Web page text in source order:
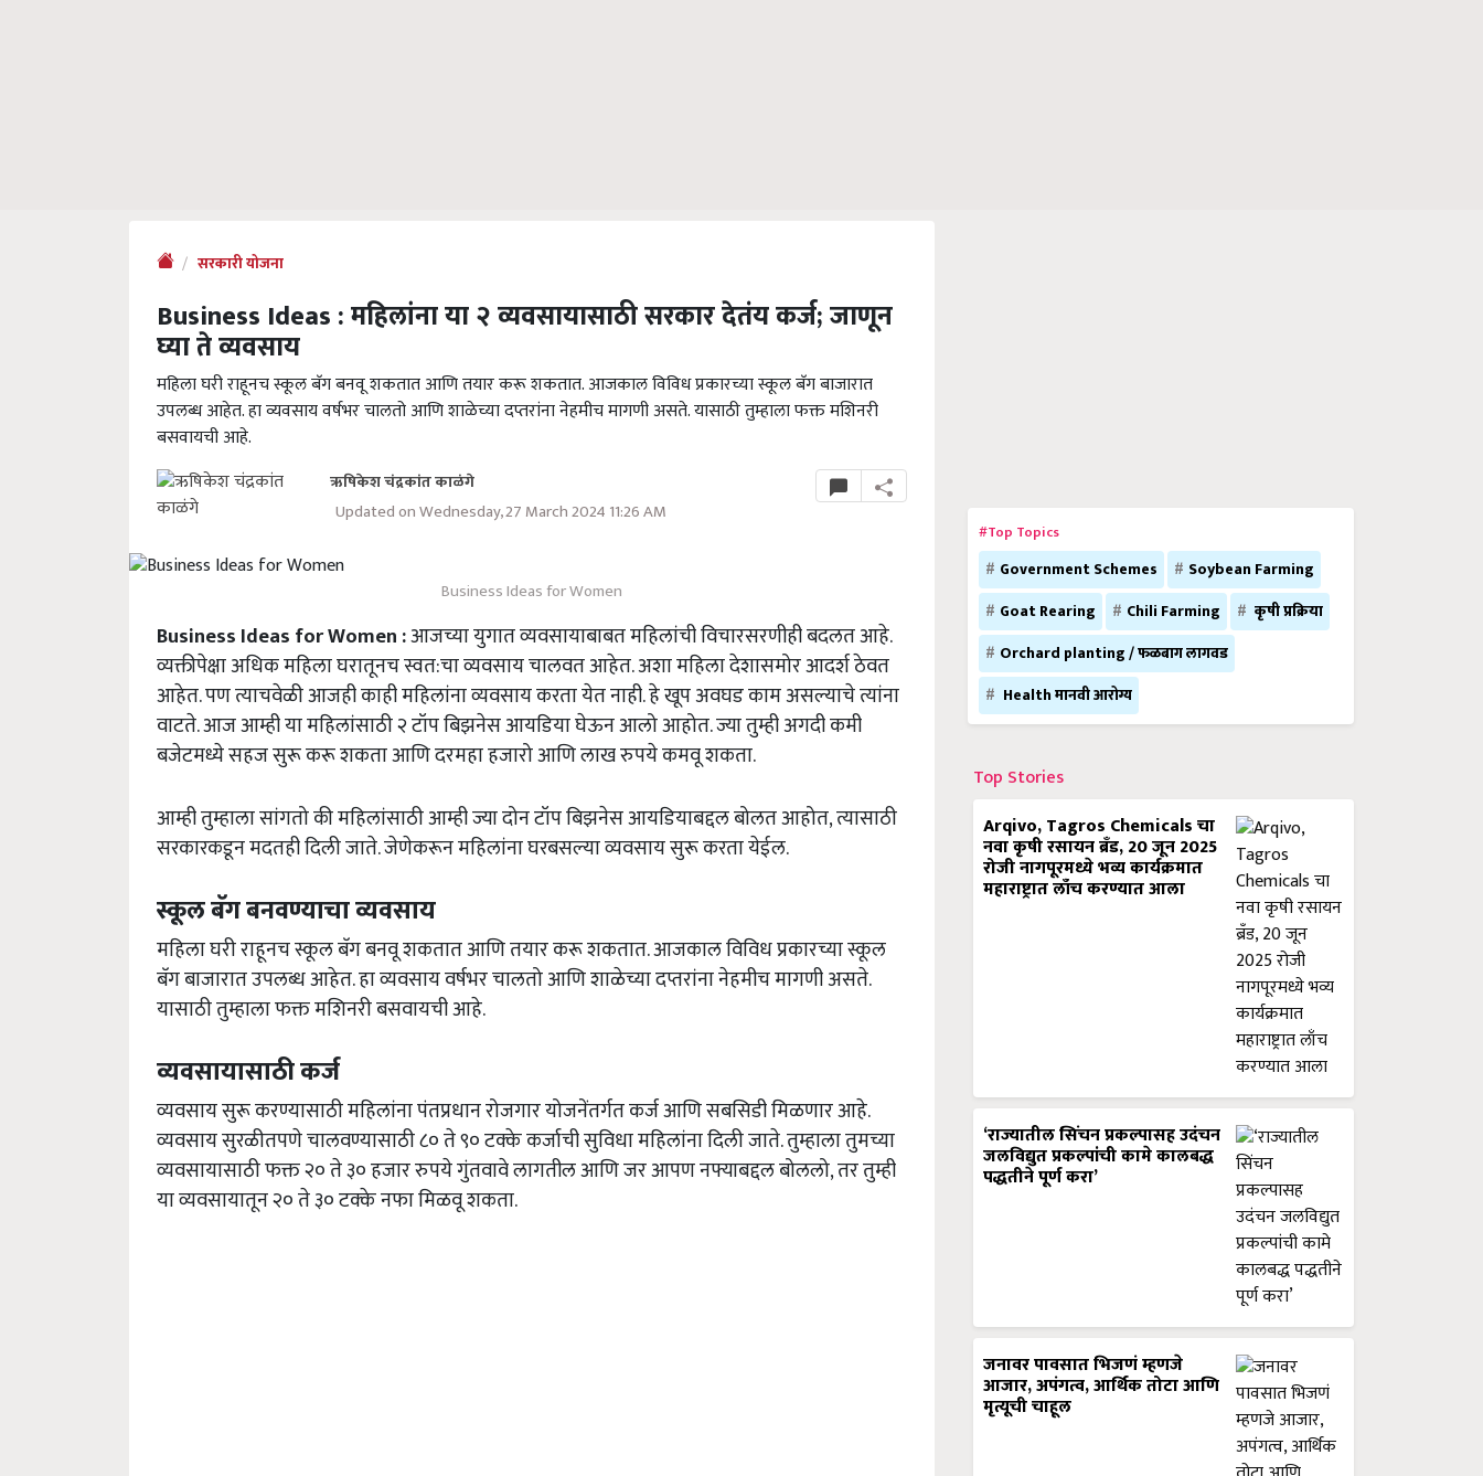
सरकारी योजना
Business Ideas : महिलांना या २ व्यवसायासाठी सरकार देतंय कर्ज; जाणून
घ्या ते व्यवसाय
महिला घरी राहूनच स्कूल बॅग बनवू शकतात आणि तयार करू शकतात. आजकाल विविध प्रकारच्या स्कूल बॅग बाजारात
उपलब्ध आहेत. हा व्यवसाय वर्षभर चालतो आणि शाळेच्या दप्तरांना नेहमीच मागणी असते. यासाठी तुम्हाला फक्त मशिनरी
बसवायची आहे.
ऋषिकेश चंद्रकांत काळंगे
Updated on Wednesday, 27 March 2024 11:26 AM
Business Ideas for Women
Business Ideas for Women :आजच्या युगात व्यवसायाबाबत महिलांची विचारसरणीही बदलत आहे.
व्यक्तीपेक्षा अधिक महिला घरातूनच स्वत:चा व्यवसाय चालवत आहेत. अशा महिला देशासमोर आदर्श ठेवत
आहेत. पण त्याचवेळी आजही काही महिलांना व्यवसाय करता येत नाही. हे खूप अवघड काम असल्याचे त्यांना
वाटते. आज आम्ही या महिलांसाठी २ टॉप बिझनेस आयडिया घेऊन आलो आहोत. ज्या तुम्ही अगदी कमी
बजेटमध्ये सहज सुरू करू शकता आणि दरमहा हजारो आणि लाख रुपये कमवू शकता.
आम्ही तुम्हाला सांगतो की महिलांसाठी आम्ही ज्या दोन टॉप बिझनेस आयडियाबद्दल बोलत आहोत, त्यासाठी
सरकारकडून मदतही दिली जाते. जेणेकरून महिलांना घरबसल्या व्यवसाय सुरू करता येईल.
स्कूल बॅग बनवण्याचा व्यवसाय
महिला घरी राहूनच स्कूल बॅग बनवू शकतात आणि तयार करू शकतात. आजकाल विविध प्रकारच्या स्कूल
बॅग बाजारात उपलब्ध आहेत. हा व्यवसाय वर्षभर चालतो आणि शाळेच्या दप्तरांना नेहमीच मागणी असते.
यासाठी तुम्हाला फक्त मशिनरी बसवायची आहे.
व्यवसायासाठी कर्ज
व्यवसाय सुरू करण्यासाठी महिलांना पंतप्रधान रोजगार योजनेंतर्गत कर्ज आणि सबसिडी मिळणार आहे.
व्यवसाय सुरळीतपणे चालवण्यासाठी ८० ते ९० टक्के कर्जाची सुविधा महिलांना दिली जाते. तुम्हाला तुमच्या
व्यवसायासाठी फक्त २० ते ३० हजार रुपये गुंतवावे लागतील आणि जर आपण नफ्याबद्दल बोललो, तर तुम्ही
या व्यवसायातून २० ते ३० टक्के नफा मिळवू शकता.
#Top Topics
Government Schemes
Soybean Farming
Goat Rearing
Chili Farming
कृषी प्रक्रिया
Orchard planting / फळबाग लागवड
Health मानवी आरोग्य
Top Stories
Arqivo, Tagros Chemicals चा
नवा कृषी रसायन ब्रँड, 20 जून 2025
रोजी नागपूरमध्ये भव्य कार्यक्रमात
महाराष्ट्रात लाँच करण्यात आला
‘राज्यातील सिंचन प्रकल्पासह उदंचन
जलविद्युत प्रकल्पांची कामे कालबद्ध
पद्धतीने पूर्ण करा’
जनावर पावसात भिजणं म्हणजे
आजार, अपंगत्व, आर्थिक तोटा आणि
मृत्यूची चाहूल